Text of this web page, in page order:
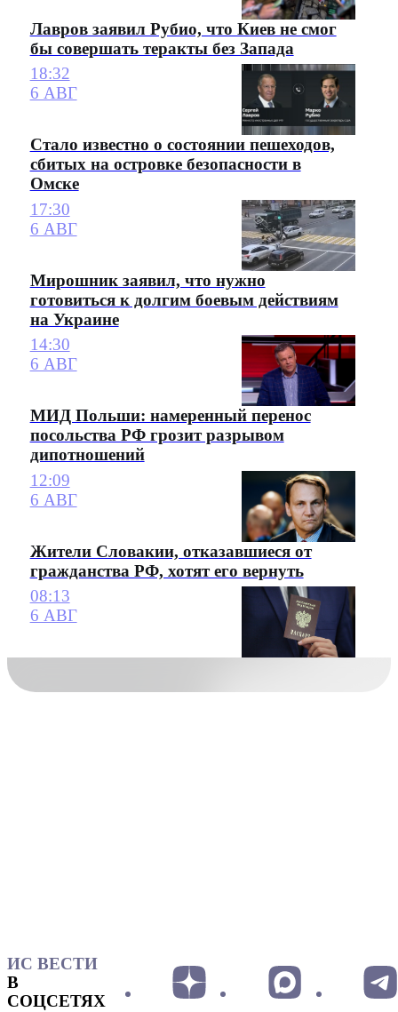
Лавров заявил Рубио, что Киев не смог
бы совершать теракты без Запада
18:32
6 АВГ
Стало известно о состоянии пешеходов,
сбитых на островке безопасности в
Омске
17:30
6 АВГ
Мирошник заявил, что нужно
готовиться к долгим боевым действиям
на Украине
14:30
6 АВГ
МИД Польши: намеренный перенос
посольства РФ грозит разрывом
дипотношений
12:09
6 АВГ
Жители Словакии, отказавшиеся от
гражданства РФ, хотят его вернуть
08:13
6 АВГ
ИС ВЕСТИ
В
СОЦСЕТЯХ